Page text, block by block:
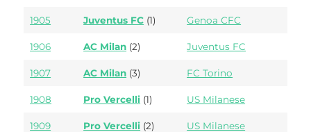
1905 Juventus FC (1) Genoa CFC
1906 AC Milan (2) Juventus FC
1907 AC Milan (3) FC Torino
1908 Pro Vercelli (1) US Milanese
1909 Pro Vercelli (2) US Milanese